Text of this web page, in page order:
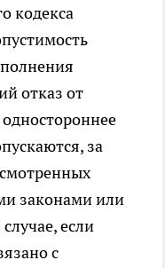
кодекса
отказ от
за
законами или
если
с